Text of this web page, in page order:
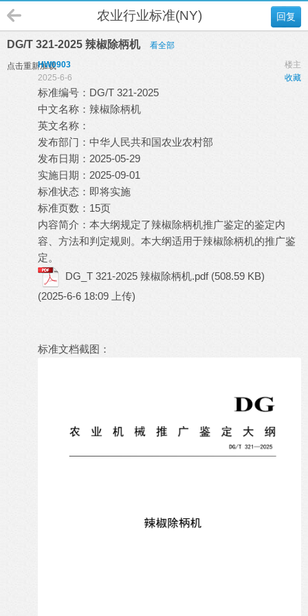
回复
农业行业标准(NY)
DG/T 321-2025 辣椒除柄机 看全部
点击重新加载 楼主
HW0903
收藏
2025-6-6
标准编号：DG/T 321-2025
中文名称：辣椒除柄机
英文名称：
发布部门：中华人民共和国农业农村部
发布日期：2025-05-29
实施日期：2025-09-01
标准状态：即将实施
标准页数：15页
内容简介：本大纲规定了辣椒除柄机推广鉴定的鉴定内
容、方法和判定规则。本大纲适用于辣椒除柄机的推广鉴
定。
DG_T 321-2025 辣椒除柄机.pdf (508.59 KB)
(2025-6-6 18:09 上传)
标准文档截图：